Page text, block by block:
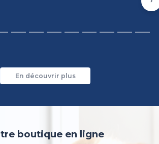
En découvrir plus
boutique en ligne